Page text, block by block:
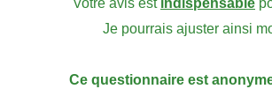
Votre avis est indispensable
Je pourrais ajuster ainsi
Ce questionnaire est